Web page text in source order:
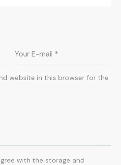
website in this browser for the
with the storage and